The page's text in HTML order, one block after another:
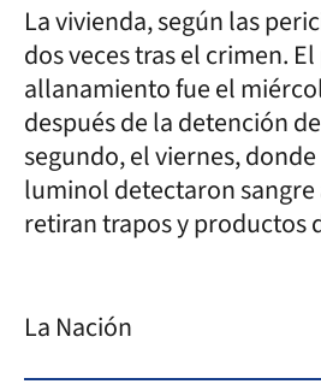
La vivienda, según las
dos veces tras el crimen.
allanamiento fue el
después de la detención
segundo, el viernes,
luminol detectaron sangre
retiran trapos y productos
La Nación